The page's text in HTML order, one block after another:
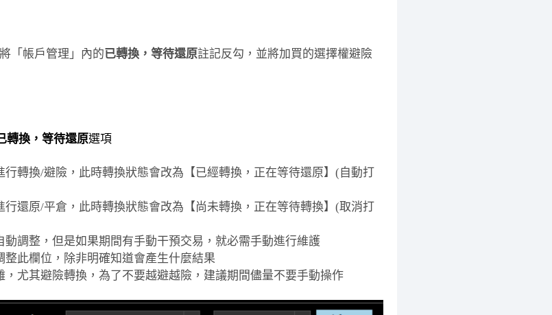
「帳戶管理」內的已轉換，等待還原註記反勾，並將加買的選擇權避險
轉換，等待還原選項
行轉換/避險，此時轉換狀態會改為【已經轉換，正在等待還原】(自動打
行還原/平倉，此時轉換狀態會改為【尚未轉換，正在等待轉換】(取消打
動調整，但是如果期間有手動干預交易，就必需手動進行維護
整此欄位，除非明確知道會產生什麼結果
，尤其避險轉換，為了不要越避越險，建議期間儘量不要手動操作